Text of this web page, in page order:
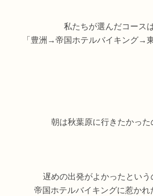
私たちが選んだコース
「豊洲→帝国ホテルバイキング→
朝は秋葉原に行きたかった
遅めの出発がよかったという
帝国ホテルバイキングに惹かれ